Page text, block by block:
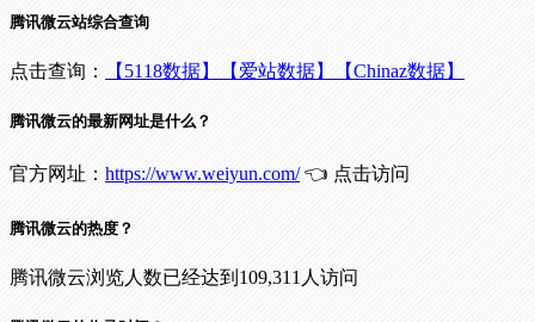
腾讯微云站综合查询
点击查询： 【5118数据】 【爱站数据】 【Chinaz数据】
腾讯微云的最新网址是什么？
官方网址： https://www.weiyun.com/👈 点击访问
腾讯微云的热度？
腾讯微云浏览人数已经达到109,311人访问